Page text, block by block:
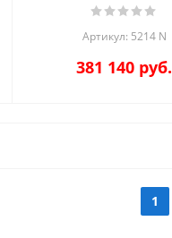
Артикул: 5214 N
381 140 руб.
1